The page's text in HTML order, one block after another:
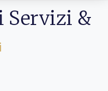
Servizi &